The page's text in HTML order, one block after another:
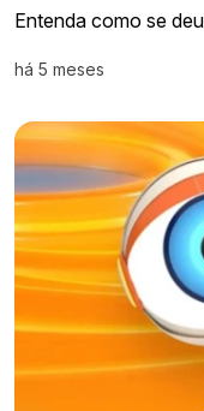
Entenda como se
há 5 meses